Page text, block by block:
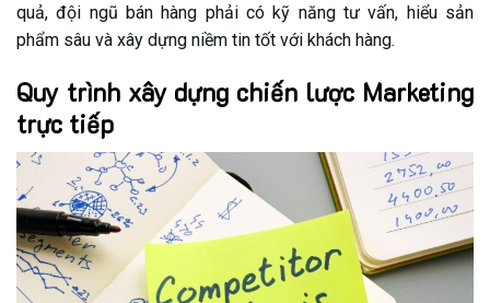
quả, đội ngũ bán hàng phải có kỹ năng tư vấn, hiểu sản
phẩm sâu và xây dựng niềm tin tốt với khách hàng.
Quy trình xây dựng chiến lược Marketing
trực tiếp